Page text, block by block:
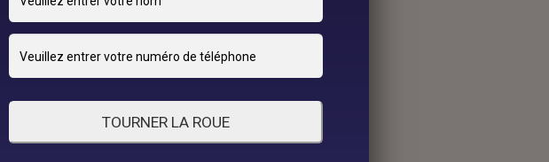
TOURNER LA ROUE